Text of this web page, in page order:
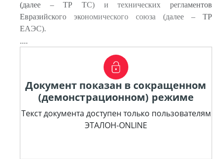
(далее – ТР ТС) и технических регламентов
Евразийского экономического союза (далее – ТР
ЕАЭС).
....
Документ показан в сокращенном
(демонстрационном) режиме
Текст документа доступен только пользователям
ЭТАЛОН-ONLINE